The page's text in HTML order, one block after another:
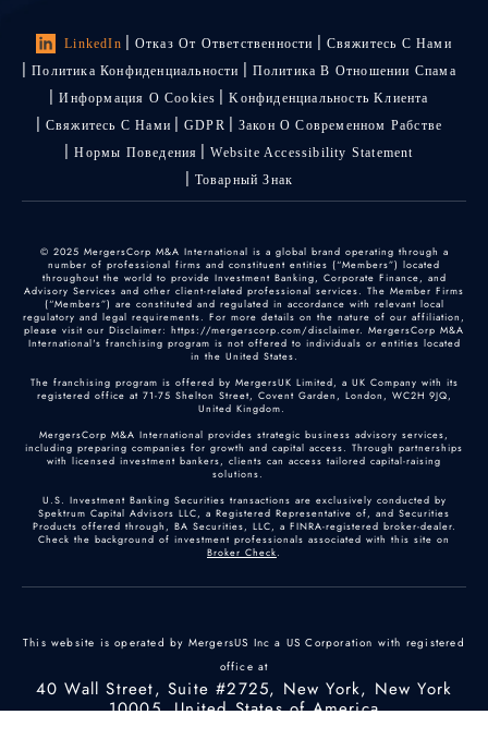
LinkedIn Отказ От Ответственности
Свяжитесь С Нами
Политика Конфиденциальности
Политика В Отношении Спама
Информация О Cookies
Kонфиденциальность Kлиента
Свяжитесь С Нами
GDPR
Закон О Современном Рабстве
Нормы Поведения
Website Accessibility Statement
Товарный Знак
© 2025 MergersCorp M&A International is a global brand operating through a
number of professional firms and constituent entities (“Members”) located
throughout the world to provide Investment Banking, Corporate Finance, and
Advisory Services and other client-related professional services. The Member Firms
(“Members”) are constituted and regulated in accordance with relevant local
regulatory and legal requirements. For more details on the nature of our affiliation,
please visit our Disclaimer: https://mergerscorp.com/disclaimer. MergersCorp M&A
International's franchising program is not offered to individuals or entities located
in the United States.
The franchising program is offered by MergersUK Limited, a UK Company with its
registered office at 71-75 Shelton Street, Covent Garden, London, WC2H 9JQ,
United Kingdom.
MergersCorp M&A International provides strategic business advisory services,
including preparing companies for growth and capital access. Through partnerships
with licensed investment bankers, clients can access tailored capital-raising
solutions.
U.S. Investment Banking Securities transactions are exclusively conducted by
Spektrum Capital Advisors LLC, a Registered Representative of, and Securities
Products offered through, BA Securities, LLC, a FINRA-registered broker-dealer.
Check the background of investment professionals associated with this site on
Broker Check.
This website is operated by MergersUS Inc a US Corporation with registered
office at
40 Wall Street, Suite #2725, New York, New York
10005, United States of America